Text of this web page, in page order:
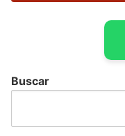
Buscar